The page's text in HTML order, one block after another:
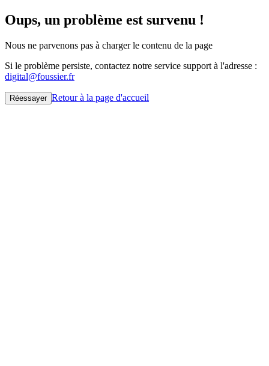
Oups, un problème est survenu !
Nous ne parvenons pas à charger le contenu de la page
Si le problème persiste, contactez notre service support à l'adresse :
digital@foussier.fr
Réessayer Retour à la page d'accueil